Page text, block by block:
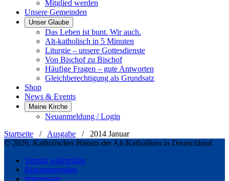
Mitglied werden
Unsere Gemeinden
Unser Glaube
Das Leben ist bunt. Wir auch.
Alt-katholisch in 5 Minuten
Liturgie – unsere Gottesdienste
Von Bischof zu Bischof
Häufige Fragen – gute Antworten
Gleichberechtigung als Grundsatz
Shop
News & Events
Meine Kirche
Neuanmeldung / Login
Startseite / Ausgabe / 2014 Januar
© 2026, Katholisches Bistum der Alt-Katholiken in Deutschland
Vertrag widerrufen
Bistumsspenden
Impressum